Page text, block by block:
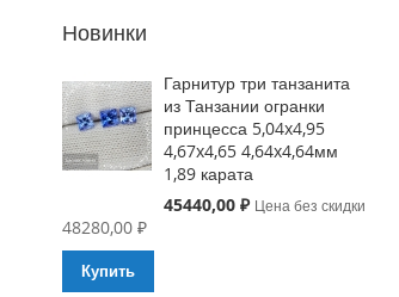
Новинки
Гарнитур три танзанита
из Танзании огранки
принцесса 5,04x4,95
4,67x4,65 4,64x4,64мм
1,89 карата
Special
45440,00 ₽ Цена без скидки
48280,00 ₽
Купить